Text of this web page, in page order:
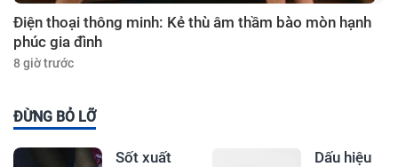
Điện thoại thông minh: Kẻ thù âm thầm bào mòn hạnh
phúc gia đình
8 giờ trước
ĐỪNG BỎ LỠ
Sốt xuất
Dấu hiệu